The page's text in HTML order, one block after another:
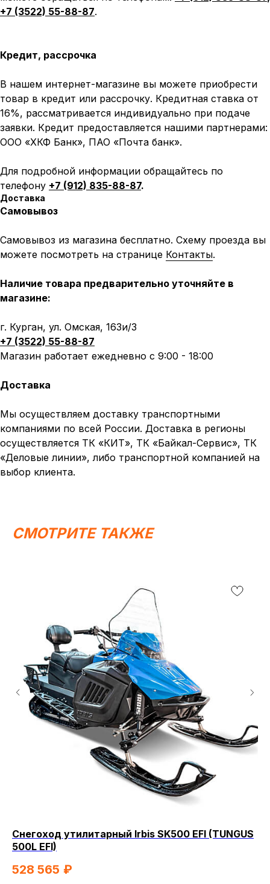
+7 (3522) 55-88-87.
Кредит, рассрочка
В нашем интернет-магазине вы можете приобрести
товар в кредит или рассрочку. Кредитная ставка от
16%, рассматривается индивидуально при подаче
заявки. Кредит предоставляется нашими партнерами:
ООО «ХКФ Банк», ПАО «Почта банк».
Для подробной информации обращайтесь по
телефону +7 (912) 835-88-87.
Доставка
Самовывоз
Самовывоз из магазина бесплатно. Схему проезда вы
можете посмотреть на странице Контакты.
Наличие товара предварительно уточняйте в
магазине:
г. Курган, ул. Омская, 163и/3
+7 (3522) 55-88-87
Магазин работает ежедневно с 9:00 - 18:00
Доставка
Мы осуществляем доставку транспортными
компаниями по всей России. Доставка в регионы
осуществляется ТК «КИТ», ТК «Байкал-Сервис», ТК
«Деловые линии», либо транспортной компанией на
выбор клиента.
СМОТРИТЕ ТАКЖЕ
Снегоход утилитарный Irbis SK500 EFI (TUNGUS
500L EFI)
528 565 ₽
2026, МотоТехника45 Создание сайта
Вся представленная информация носит
информационный характер и ни при каких условиях не
является публичной офертой, определяемой
Написать в MAX Написать в Telegram